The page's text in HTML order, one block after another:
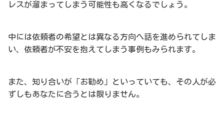
レスが溜まってしまう可能性も高くなるでしょう。
中には依頼者の希望とは異なる方向へ話を進められてしま
い、依頼者が不安を抱えてしまう事例もみられます。
また、知り合いが「お勧め」といっていても、その人が必
ずしもあなたに合うとは限りません。